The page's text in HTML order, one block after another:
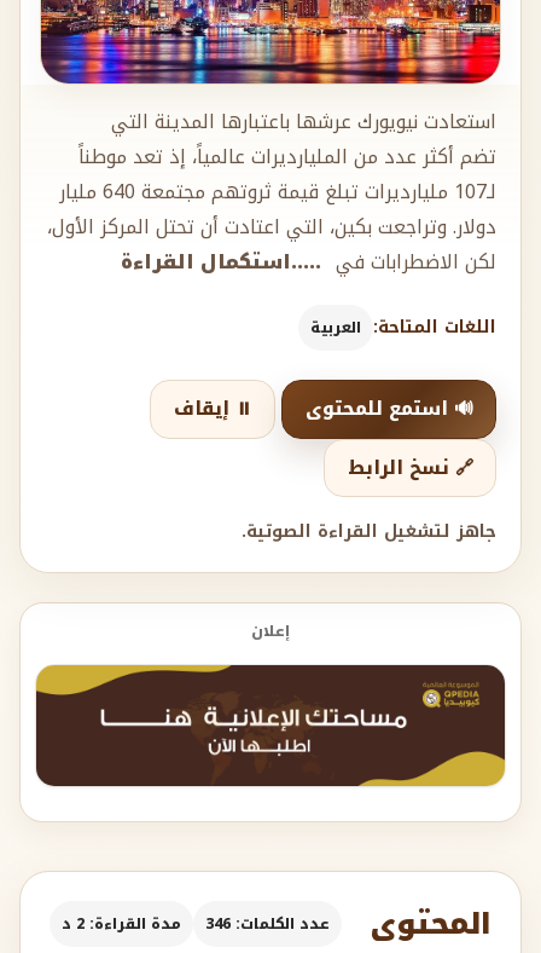
استعادت نيويورك عرشها باعتبارها المدينة التي
تضم أكثر عدد من المليارديرات عالمياً، إذ تعد موطناً
لـ107 مليارديرات تبلغ قيمة ثروتهم مجتمعة 640 مليار
دولار. وتراجعت بكين، التي اعتادت أن تحتل المركز الأول،
لكن الاضطرابات في .....استكمال القراءة
اللغات المتاحة: العربية
🔊 استمع للمحتوى
⏸️ إيقاف
🔗 نسخ الرابط
جاهز لتشغيل القراءة الصوتية.
إعلان
المحتوى عدد الكلمات: 346 مدة القراءة: 2 د